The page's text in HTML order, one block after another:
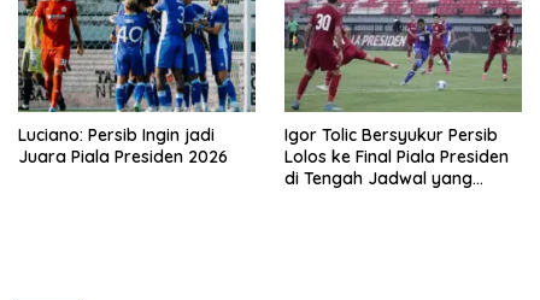
Luciano: Persib Ingin jadi
Juara Piala Presiden 2026
Igor Tolic Bersyukur Persib
Lolos ke Final Piala Presiden
di Tengah Jadwal yang